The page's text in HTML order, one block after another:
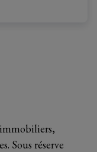
Sous réserve